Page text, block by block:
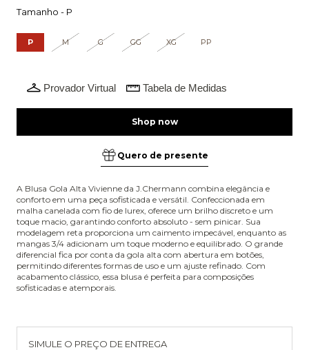
Tamanho - P
P M G GG XG PP
Provador Virtual Tabela de Medidas
Quero de presente
A Blusa Gola Alta Vivienne da J.Chermann combina elegância e
conforto em uma peça sofisticada e versátil. Confeccionada em
malha canelada com fio de lurex, oferece um brilho discreto e um
toque macio, garantindo conforto absoluto - sem pinicar. Sua
modelagem reta proporciona um caimento impecável, enquanto as
mangas 3/4 adicionam um toque moderno e equilibrado. O grande
diferencial fica por conta da gola alta com abertura em botões,
permitindo diferentes formas de uso e um ajuste refinado. Com
acabamento clássico, essa blusa é perfeita para composições
sofisticadas e atemporais.
SIMULE O PREÇO DE ENTREGA